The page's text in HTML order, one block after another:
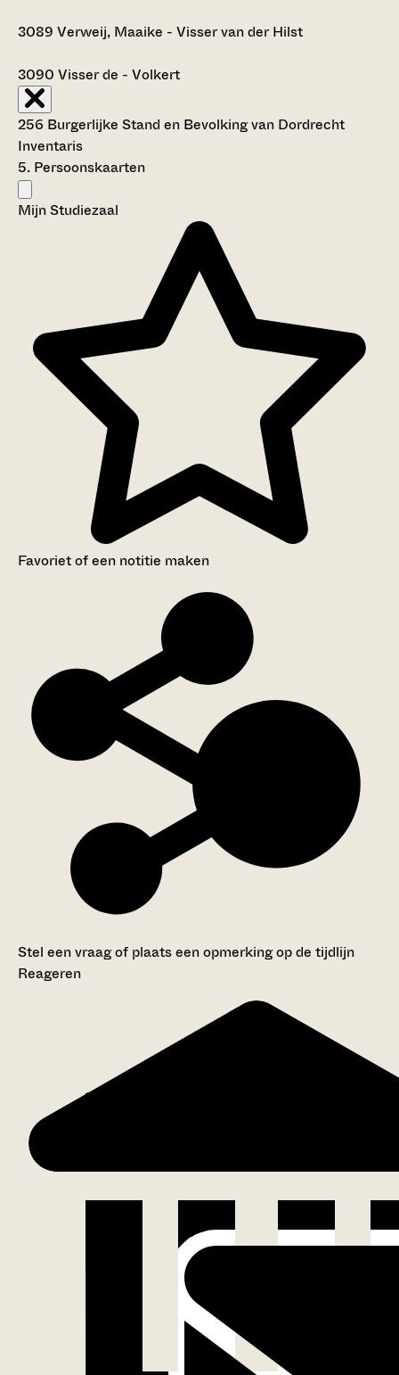
3089 Verweij, Maaike - Visser van der Hilst
3090 Visser de - Volkert
256 Burgerlijke Stand en Bevolking van Dordrecht
Inventaris
5. Persoonskaarten
Mijn Studiezaal
Favoriet of een notitie maken
Stel een vraag of plaats een opmerking op de tijdlijn
Reageren